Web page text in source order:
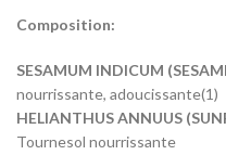
Composition:
SESAMUM INDICUM
nourrissante, adoucissante(1)
HELIANTHUS ANNUUS
Tournesol nourrissante